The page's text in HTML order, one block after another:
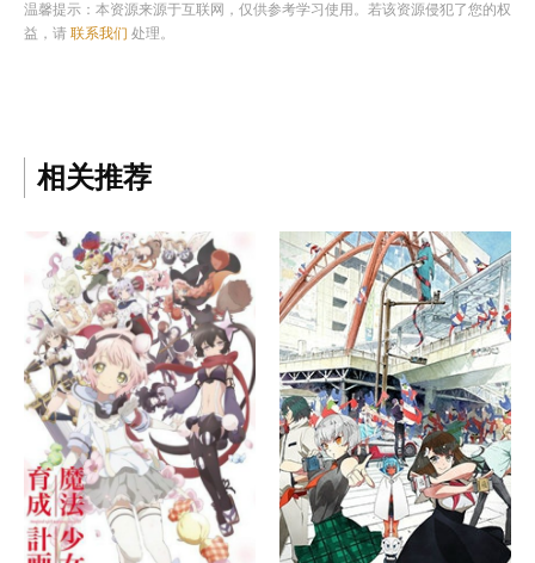
温馨提示：本资源来源于互联网，仅供参考学习使用。若该资源侵犯了您的权
益，请 联系我们 处理。
相关推荐